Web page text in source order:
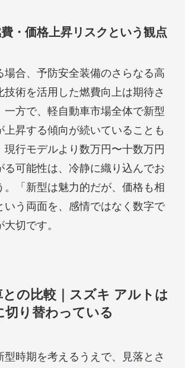
・価格上昇リスクという観点
場合、予防安全装備のさらなる高
技術を活用した燃費向上は期待さ
一方で、軽自動車市場全体で新型
上昇する傾向が続いていることも
現行モデルより数万円〜十数万円
る可能性は、冷静に織り込んでお
。「新型は魅力的だが、価格も相
いう両面を、感情ではなく数字で
切です。
との比較｜スズキ アルトは
切り替わっている
型時期を考えるうえで、見落とさ